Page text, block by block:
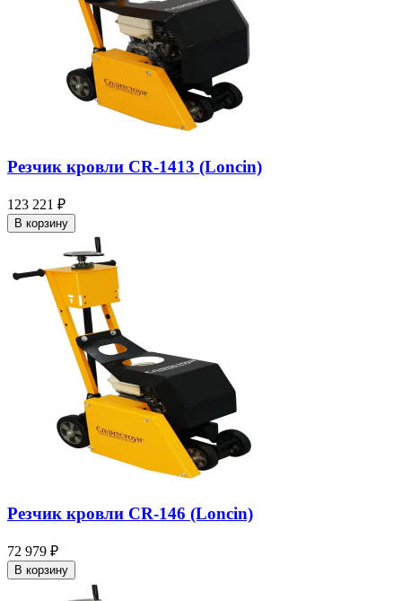
Резчик кровли CR-1413 (Loncin)
123 221 ₽
В корзину
Резчик кровли CR-146 (Loncin)
72 979 ₽
В корзину